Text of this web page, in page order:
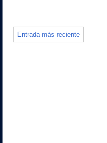
Entrada más reciente